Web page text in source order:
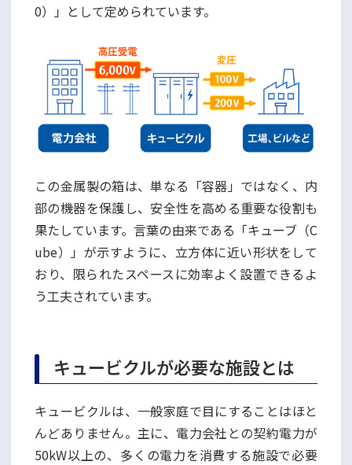
0）」として定められています。
この金属製の箱は、単なる「容器」ではなく、内
部の機器を保護し、安全性を高める重要な役割も
果たしています。言葉の由来である「キューブ（C
ube）」が示すように、立方体に近い形状をして
おり、限られたスペースに効率よく設置できるよ
う工夫されています。
キュービクルが必要な施設とは
キュービクルは、一般家庭で目にすることはほと
んどありません。主に、電力会社との契約電力が
50kW以上の、多くの電力を消費する施設で必要